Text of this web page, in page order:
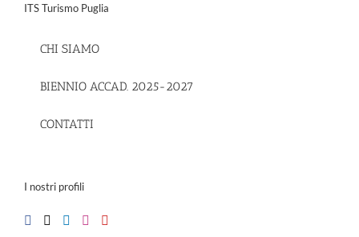
ITS Turismo Puglia
CHI SIAMO
BIENNIO ACCAD. 2025-2027
CONTATTI
I nostri profili